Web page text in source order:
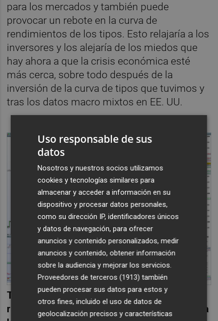
para los mercados y también puede
provocar un rebote en la curva de
rendimientos de los tipos. Esto relajaría a los
inversores y los alejaría de los miedos que
hay ahora a que la crisis económica esté
más cerca, sobre todo después de la
inversión de la curva de tipos que tuvimos y
tras los datos macro mixtos en EE. UU.
Toda liquidez adicional es positiva para la
renta variable y, por tanto, lo es menos para
Uso responsable de sus
datos
Nosotros y nuestros socios utilizamos
cookies y tecnologías similares para
almacenar y acceder a información en su
dispositivo y procesar datos personales,
como su dirección IP, identificadores únicos
y datos de navegación, para ofrecer
anuncios y contenido personalizados, medir
anuncios y contenido, obtener información
sobre la audiencia y mejorar los servicios.
Proveedores de terceros (1913) también
pueden procesar sus datos para estos y
otros fines, incluido el uso de datos de
geolocalización precisos y características